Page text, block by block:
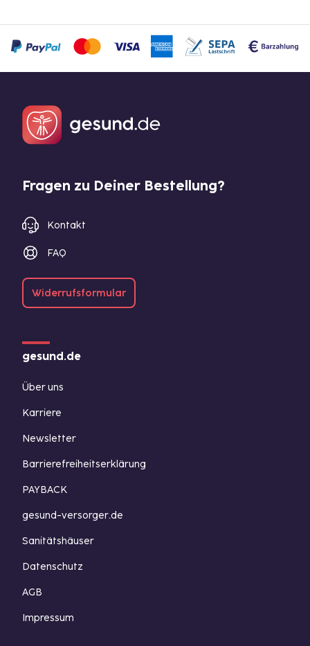
Fragen zu Deiner Bestellung?
Kontakt
FAQ
Widerrufsformular
gesund.de
Über uns
Karriere
Newsletter
Barrierefreiheitserklärung
PAYBACK
gesund-versorger.de
Sanitätshäuser
Datenschutz
AGB
Impressum